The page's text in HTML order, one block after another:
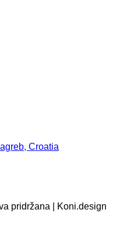
Croatia
pridržana | Koni.design